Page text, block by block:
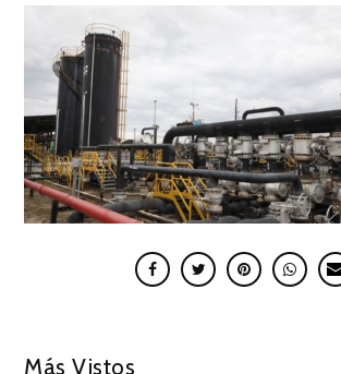
Más Vistos